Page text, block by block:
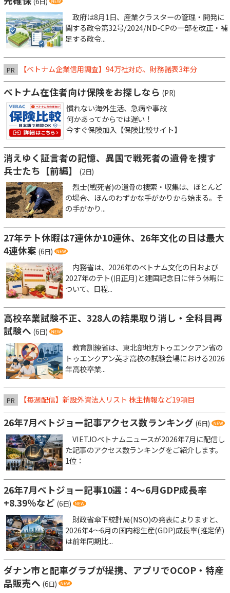
政府は8月1日、産業クラスターの管理・開発に
関する政令第32号/2024/ND-CPの一部を改正・補
足する政令...
PR 【ベトナム企業信用調査】94万社対応、財務諸表3年分
ベトナム在住者向け保険をお探しなら (PR)
慣れない海外生活、急病や事故
何かあってからでは遅い！
今すぐ保険加入【保険比較サイト】
消えゆく証言者の記憶、異国で戦死者の遺骨を捜す
兵士たち【前編】
(2日)
烈士(戦死者)の遺骨の捜索・収集は、ほとんど
の場合、ほんのわずかな手がかりから始まる。そ
の手がかり...
27年テト休暇は7連休か10連休、26年文化の日は最大
4連休案 (6日)
内務省は、2026年のベトナム文化の日および
2027年のテト(旧正月)と建国記念日に伴う休暇に
ついて、日程...
高校卒業試験不正、328人の結果取り消し・全科目再
試験へ (6日)
教育訓練省は、東北部地方トゥエンクアン省の
トゥエンクアン英才高校の試験会場における2026
年高校卒業...
PR 【毎週配信】新設外資法人リスト 株主情報など19項目
26年7月ベトジョー記事アクセス数ランキング (6日)
VIETJOベトナムニュースが2026年7月に配信し
た記事のアクセス数ランキングをご紹介します。
1位：
26年7月ベトジョー記事10選：4～6月GDP成長率
+8.39％など (6日)
財政省傘下統計局(NSO)の発表によりますと、
2026年4～6月の国内総生産(GDP)成長率(推定値)
は前年同期比...
ダナン市と配車グラブが提携、アプリでOCOP・特産
品販売へ (6日)